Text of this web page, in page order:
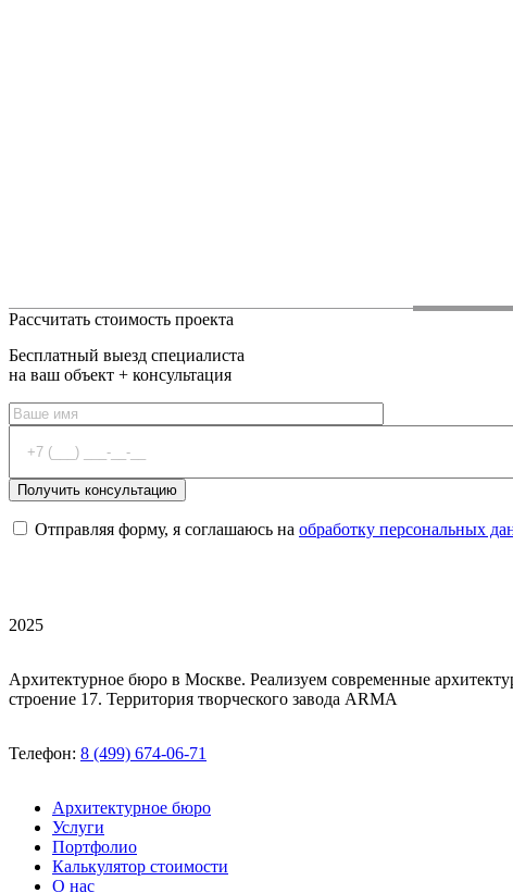
Рассчитать стоимость проекта
Бесплатный выезд специалиста
на ваш объект + консультация
Отправляя форму, я соглашаюсь на обработку персональных
2025
Архитектурное бюро в Москве. Реализуем современные
строение 17. Территория творческого завода ARMA
Телефон: 8 (499) 674-06-71
Архитектурное бюро
Услуги
Портфолио
Калькулятор стоимости
О нас